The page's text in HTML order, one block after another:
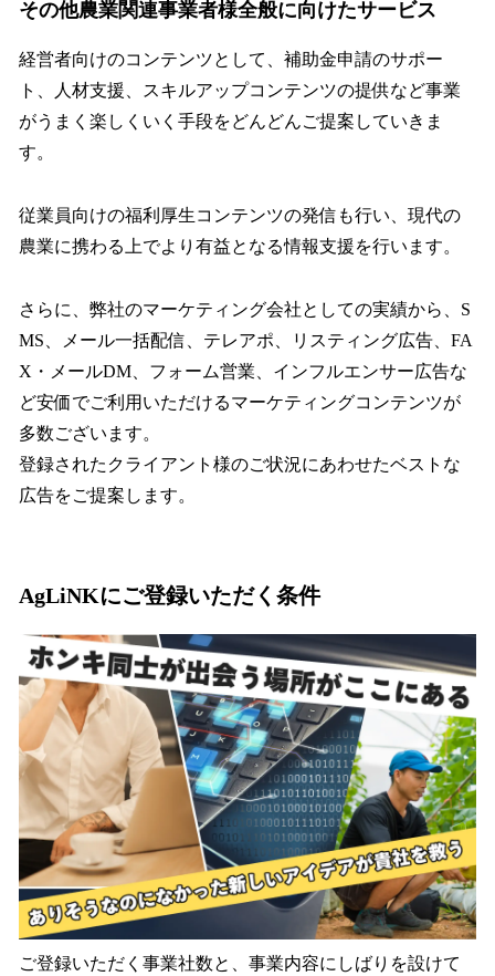
その他農業関連事業者様全般に向けたサービス
経営者向けのコンテンツとして、補助金申請のサポー
ト、人材支援、スキルアップコンテンツの提供など事業
がうまく楽しくいく手段をどんどんご提案していきま
す。
従業員向けの福利厚生コンテンツの発信も行い、現代の
農業に携わる上でより有益となる情報支援を行います。
さらに、弊社のマーケティング会社としての実績から、S
MS、メール一括配信、テレアポ、リスティング広告、FA
X・メールDM、フォーム営業、インフルエンサー広告な
ど安価でご利用いただけるマーケティングコンテンツが
多数ございます。
登録されたクライアント様のご状況にあわせたベストな
広告をご提案します。
AgLiNKにご登録いただく条件
ご登録いただく事業社数と、事業内容にしばりを設けて